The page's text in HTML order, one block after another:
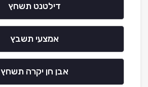
דילטנט תשחץ
אמצעי תשבץ
אבן חן יקרה תשחץ